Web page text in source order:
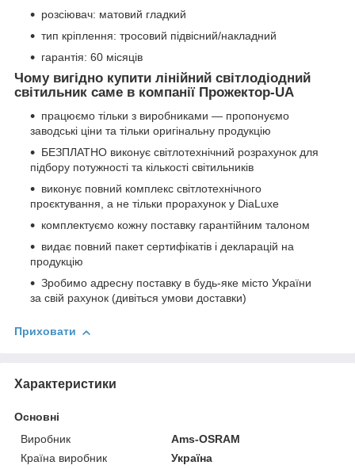
розсіювач: матовий гладкий
тип кріплення: тросовий підвісний/накладний
гарантія: 60 місяців
Чому вигідно купити лінійний світлодіодний
світильник саме в компанії Прожектор-UA
працюємо тільки з виробниками — пропонуємо
заводські ціни та тільки оригінальну продукцію
БЕЗПЛАТНО виконує світлотехнічний розрахунок для
підбору потужності та кількості світильників
виконує повний комплекс світлотехнічного
проєктування, а не тільки прорахунок у DiaLuxe
комплектуємо кожну поставку гарантійним талоном
видає повний пакет сертифікатів і декларацій на
продукцію
Зробимо адресну поставку в будь-яке місто України
за свій рахунок (дивіться умови доставки)
Приховати
Характеристики
Основні
Виробник
Ams-OSRAM
Країна виробник
Україна